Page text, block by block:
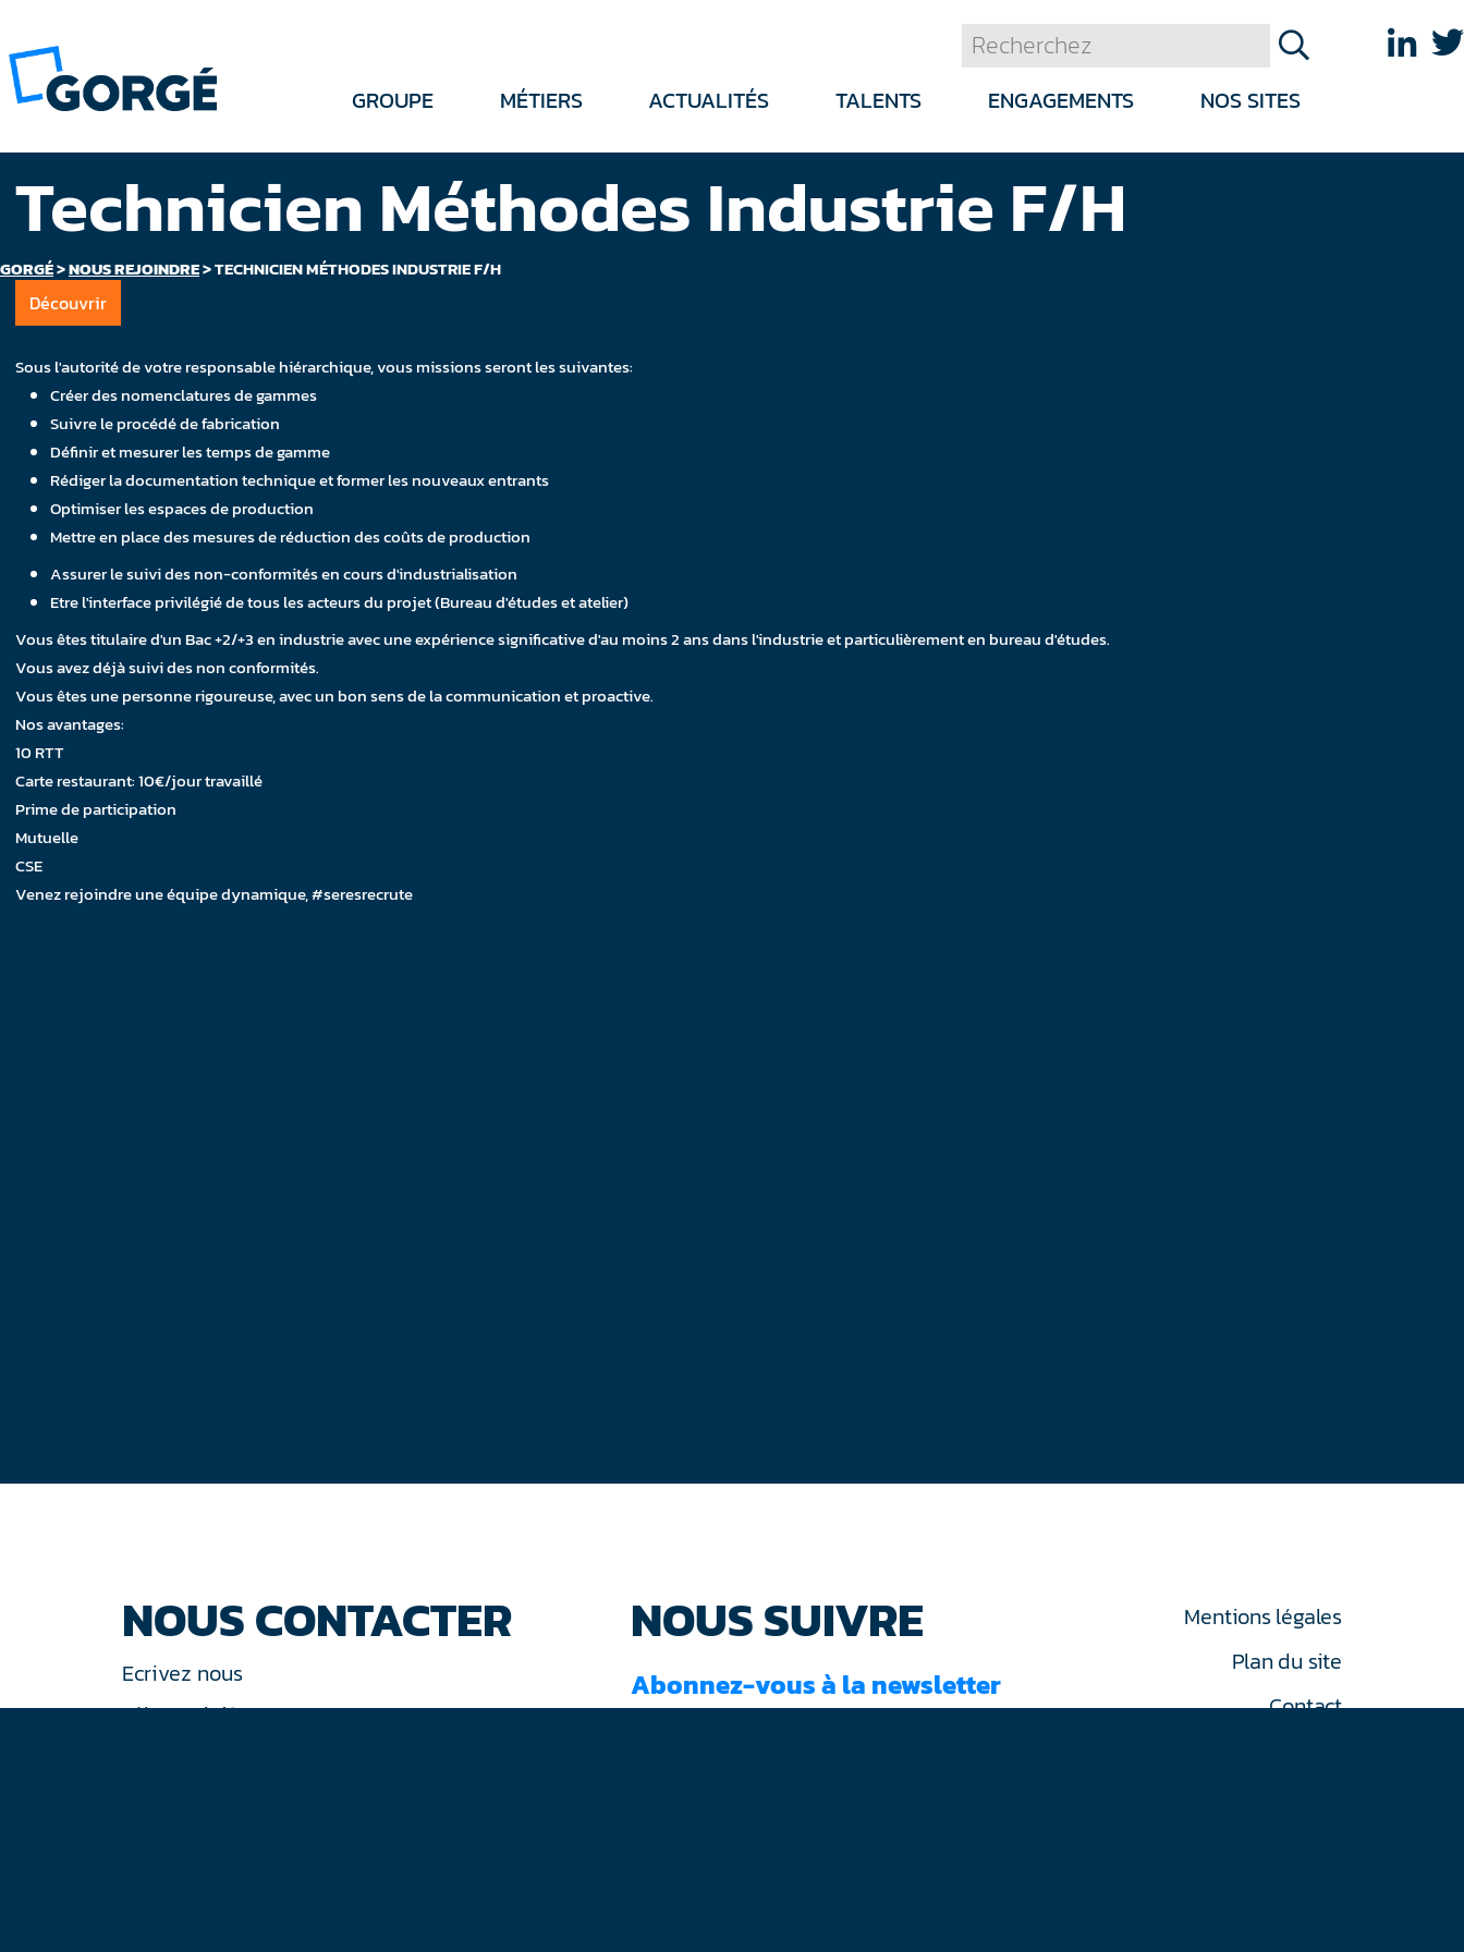
GROUPE MÉTIERS ACTUALITÉS TALENTS ENGAGEMENTS NOS SITES
GORGÉ>NOUS REJOINDRE>TECHNICIEN MÉTHODES INDUSTRIE F/H
Technicien Méthodes Industrie F/H
Découvrir
Sous l'autorité de votre responsable hiérarchique, vous missions seront les suivantes:
Créer des nomenclatures de gammes
Suivre le procédé de fabrication
Définir et mesurer les temps de gamme
Rédiger la documentation technique et former les nouveaux entrants
Optimiser les espaces de production
Mettre en place des mesures de réduction des coûts de production
Assurer le suivi des non-conformités en cours d'industrialisation
Etre l'interface privilégié de tous les acteurs du projet (Bureau d'études et atelier)
Vous êtes titulaire d'un Bac +2/+3 en industrie avec une expérience significative d'au moins 2 ans dans l'industrie et particulièrement en bureau d'études.
Vous avez déjà suivi des non conformités.
Vous êtes une personne rigoureuse, avec un bon sens de la communication et proactive.
Nos avantages:
10 RTT
Carte restaurant: 10€/jour travaillé
Prime de participation
Mutuelle
CSE
Venez rejoindre une équipe dynamique, #seresrecrute
NOUS CONTACTER
Ecrivez nous
Tél : +33 (0)1 44 77 94 77
NOUS SUIVRE
Abonnez-vous à la newsletter
Mentions légales
Plan du site
Contact